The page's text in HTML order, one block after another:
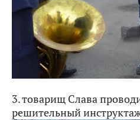
3. товарищ Слава
решительный